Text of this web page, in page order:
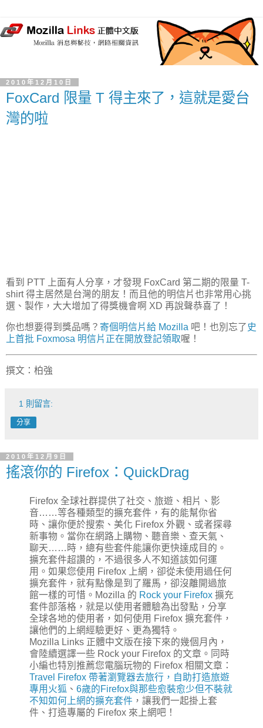
2010年12月10日
FoxCard 限量 T 得主來了，這就是愛台
灣的啦
看到 PTT 上面有人分享，才發現 FoxCard 第二期的限量 T-
shirt 得主居然是台灣的朋友！而且他的明信片也非常用心挑
選、製作，大大增加了得獎機會啊 XD 再說聲恭喜了！
你也想要得到獎品嗎？ 寄個明信片給 Mozilla 吧！也別忘了 史
上首批 Foxmosa 明信片正在開放登記領取喔！
撰文：柏強
1 則留言:
分享
2010年12月9日
搖滾你的 Firefox：QuickDrag
Firefox 全球社群提供了社交、旅遊、相片、影
音……等各種類型的擴充套件，有的能幫你省
時、讓你便於搜索、美化 Firefox 外觀、或者探尋
新事物。當你在網路上購物、聽音樂、查天氣、
聊天……時，總有些套件能讓你更快達成目的。
擴充套件超讚的，不過很多人不知道該如何運
用。如果您使用 Firefox 上網，卻從未使用過任何
擴充套件，就有點像是到了羅馬，卻沒離開過旅
館一樣的可惜。Mozilla 的 Rock your Firefox 擴充
套件部落格，就是以使用者體驗為出發點，分享
全球各地的使用者，如何使用 Firefox 擴充套件，
讓他們的上網經驗更好、更為獨特。
Mozilla Links 正體中文版在接下來的幾個月內，
會陸續選譯一些 Rock your Firefox 的文章。同時
小編也特別推薦您電腦玩物的 Firefox 相關文章：
Travel Firefox 帶著瀏覽器去旅行，自助打造旅遊
專用火狐 、 6歲的Firefox與那些愈裝愈少但不裝就
不知如何上網的擴充套件 ，讓我們一起掛上套
件、打造專屬的 Firefox 來上網吧！